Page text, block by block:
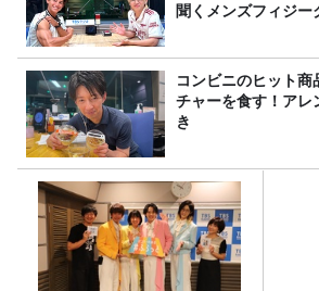
聞くメンズフィジー
コンビニのヒット
チャーを食す！アレ
き